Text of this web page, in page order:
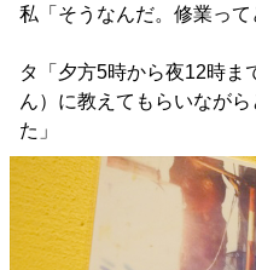
私「そうなんだ。修業って
タ「夕方5時から夜12時ま
ん）に教えてもらいなが
た」